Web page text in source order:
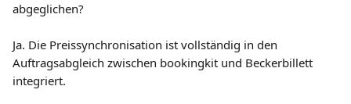
abgeglichen?
Ja. Die Preissynchronisation ist vollständig in den
Auftragsabgleich zwischen bookingkit und Beckerbillett
integriert.